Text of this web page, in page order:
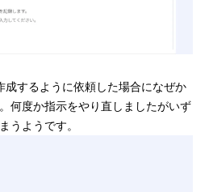
するように依頼した場合になぜか
何度か指示をやり直しましたがいず
うようです。